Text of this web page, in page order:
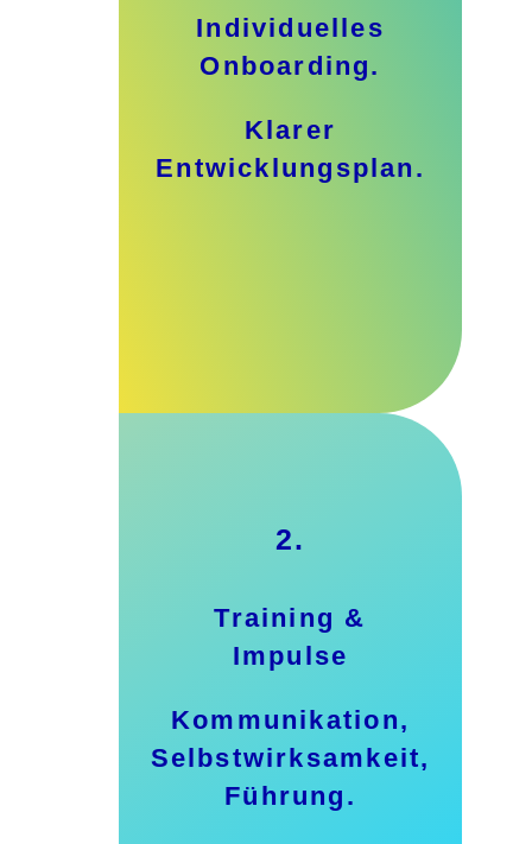
Individuelles
Onboarding.
Klarer
Entwicklungsplan.
2.
Training &
Impulse
Kommunikation,
Selbstwirksamkeit,
Führung.